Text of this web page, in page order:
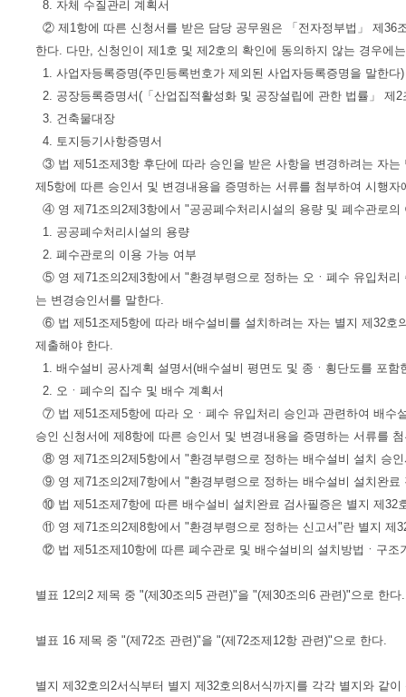
8. 자체 수질관리 계획서
② 제1항에 따른 신청서를 받은 담당 공무원은 「전자정부법」 제36
한다. 다만, 신청인이 제1호 및 제2호의 확인에 동의하지 않는 경우에
1. 사업자등록증명(주민등록번호가 제외된 사업자등록증명을 말한다)
2. 공장등록증명서(「산업집적활성화 및 공장설립에 관한 법률」 제
3. 건축물대장
4. 토지등기사항증명서
③ 법 제51조제3항 후단에 따라 승인을 받은 사항을 변경하려는 자
제5항에 따른 승인서 및 변경내용을 증명하는 서류를 첨부하여 시행자
④ 영 제71조의2제3항에서 "공공폐수처리시설의 용량 및 폐수관로
1. 공공폐수처리시설의 용량
2. 폐수관로의 이용 가능 여부
⑤ 영 제71조의2제3항에서 "환경부령으로 정하는 오ㆍ폐수 유입처
는 변경승인서를 말한다.
⑥ 법 제51조제5항에 따라 배수설비를 설치하려는 자는 별지 제32호
제출해야 한다.
1. 배수설비 공사계획 설명서(배수설비 평면도 및 종ㆍ횡단도를 포함
2. 오ㆍ폐수의 집수 및 배수 계획서
⑦ 법 제51조제5항에 따라 오ㆍ폐수 유입처리 승인과 관련하여 배수
승인 신청서에 제8항에 따른 승인서 및 변경내용을 증명하는 서류를
⑧ 영 제71조의2제5항에서 "환경부령으로 정하는 배수설비 설치 승
⑨ 영 제71조의2제7항에서 "환경부령으로 정하는 배수설비 설치완
⑩ 법 제51조제7항에 따른 배수설비 설치완료 검사필증은 별지 제32
⑪ 영 제71조의2제8항에서 "환경부령으로 정하는 신고서"란 별지 제
⑫ 법 제51조제10항에 따른 폐수관로 및 배수설비의 설치방법ㆍ구조
별표 12의2 제목 중 "(제30조의5 관련)"을 "(제30조의6 관련)"으로 한다.
별표 16 제목 중 "(제72조 관련)"을 "(제72조제12항 관련)"으로 한다.
별지 제32호의2서식부터 별지 제32호의8서식까지를 각각 별지와 같이